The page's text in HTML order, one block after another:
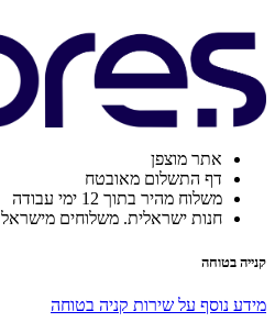
אתר מוצפן
דף התשלום מאובטח
משלוח מהיר בתוך 12 ימי עבודה
חנות ישראלית. משלוחים מישראל
קנייה בטוחה
מידע נוסף על שירות קניה בטוחה